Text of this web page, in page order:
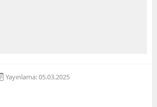
Yayınlama: 05.03.2025